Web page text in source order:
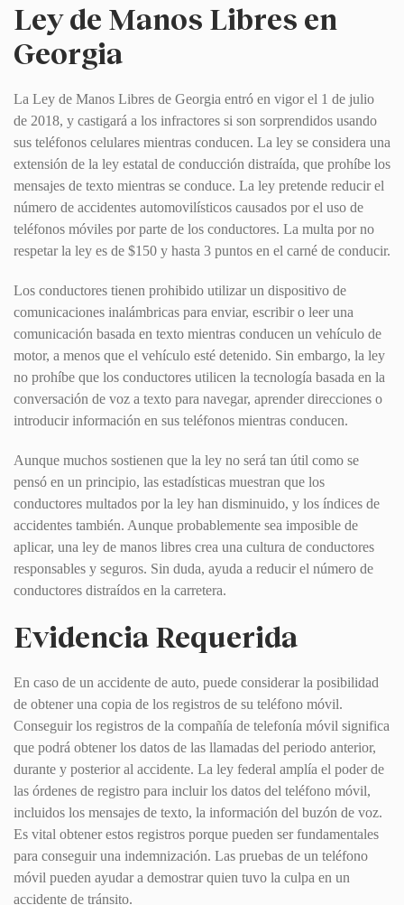
Ley de Manos Libres en
Georgia
La Ley de Manos Libres de Georgia entró en vigor el 1 de julio
de 2018, y castigará a los infractores si son sorprendidos usando
sus teléfonos celulares mientras conducen. La ley se considera una
extensión de la ley estatal de conducción distraída, que prohíbe los
mensajes de texto mientras se conduce. La ley pretende reducir el
número de accidentes automovilísticos causados por el uso de
teléfonos móviles por parte de los conductores. La multa por no
respetar la ley es de $150 y hasta 3 puntos en el carné de conducir.
Los conductores tienen prohibido utilizar un dispositivo de
comunicaciones inalámbricas para enviar, escribir o leer una
comunicación basada en texto mientras conducen un vehículo de
motor, a menos que el vehículo esté detenido. Sin embargo, la ley
no prohíbe que los conductores utilicen la tecnología basada en la
conversación de voz a texto para navegar, aprender direcciones o
introducir información en sus teléfonos mientras conducen.
Aunque muchos sostienen que la ley no será tan útil como se
pensó en un principio, las estadísticas muestran que los
conductores multados por la ley han disminuido, y los índices de
accidentes también. Aunque probablemente sea imposible de
aplicar, una ley de manos libres crea una cultura de conductores
responsables y seguros. Sin duda, ayuda a reducir el número de
conductores distraídos en la carretera.
Evidencia Requerida
En caso de un accidente de auto, puede considerar la posibilidad
de obtener una copia de los registros de su teléfono móvil.
Conseguir los registros de la compañía de telefonía móvil significa
que podrá obtener los datos de las llamadas del periodo anterior,
durante y posterior al accidente. La ley federal amplía el poder de
las órdenes de registro para incluir los datos del teléfono móvil,
incluidos los mensajes de texto, la información del buzón de voz.
Es vital obtener estos registros porque pueden ser fundamentales
para conseguir una indemnización. Las pruebas de un teléfono
móvil pueden ayudar a demostrar quien tuvo la culpa en un
accidente de tránsito.